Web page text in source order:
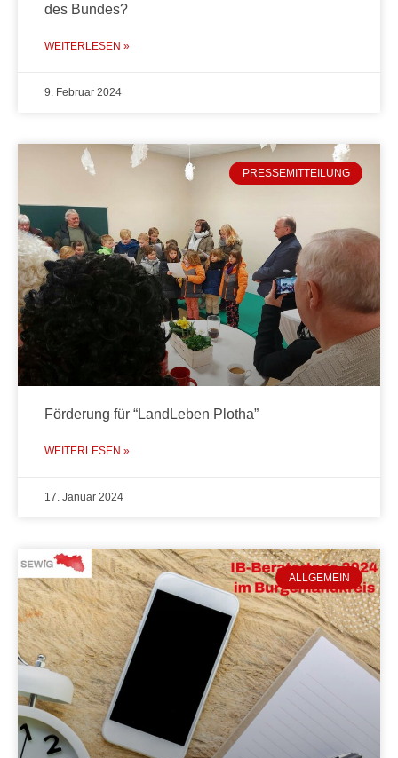
des Bundes?
WEITERLESEN »
9. Februar 2024
PRESSEMITTEILUNG
Förderung für “LandLeben Plotha”
WEITERLESEN »
17. Januar 2024
ALLGEMEIN